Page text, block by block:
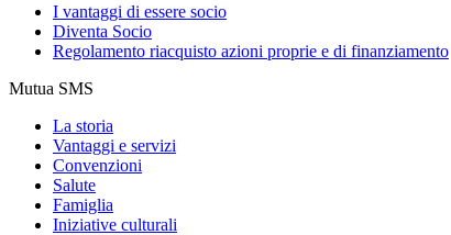
I vantaggi di essere socio
Diventa Socio
Regolamento riacquisto azioni proprie e di finanziamento
Mutua SMS
La storia
Vantaggi e servizi
Convenzioni
Salute
Famiglia
Iniziative culturali